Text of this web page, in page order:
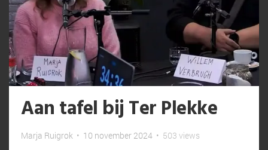
Aan tafel bij Ter Plekke
Marja Ruigrok • 10 november 2024 • 503 views